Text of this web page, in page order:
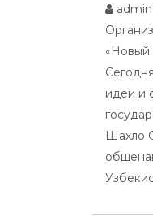
admin
«Новый
идеи и
Шахло